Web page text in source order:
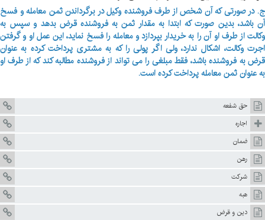
ج. در صورتی که آن شخص از طرف فروشنده وکیل در برگرداندن ثمن معامله و فسخ
آن باشد، بدین صورت که ابتدا به مقدار ثمن به فروشنده قرض بدهد و سپس به
وکالت از طرف او آن را به خریدار بپردازد و معامله را فسخ نماید، این عمل او و گرفتن
اجرت وکالت، اشکال ندارد، ولی اگر پولی را که به مشتری پرداخت کرده به عنوان
قرض به فروشنده باشد، فقط مبلغی را می تواند از فروشنده مطالبه کند که از طرف او
به عنوان ثمن معامله پرداخت کرده است.
حق شفعه
اجاره
ضمان
رهن
شركت
هبه
دين و قرض